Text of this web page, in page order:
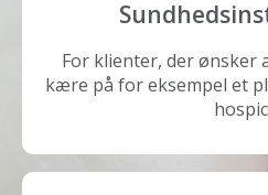
For klienter, der
kære på for eksempel et